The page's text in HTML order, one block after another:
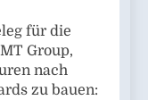
für die
Group,
nach
zu bauen: